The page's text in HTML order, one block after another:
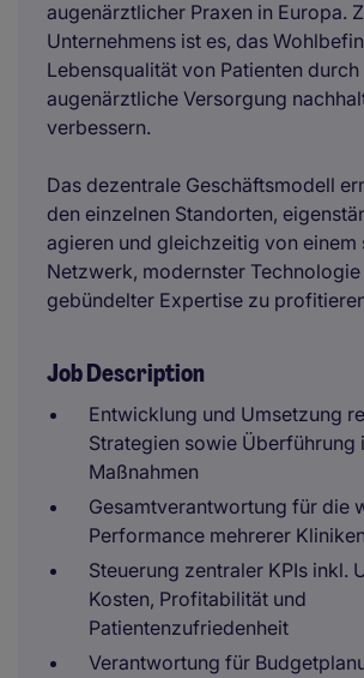
augenärztlicher Praxen in Europa.
Unternehmens ist es, das
Lebensqualität von Patienten
augenärztliche Versorgung
verbessern.
Das dezentrale Geschäftsmodell
den einzelnen Standorten,
agieren und gleichzeitig von einem
Netzwerk, modernster
gebündelter Expertise zu
Job Description
Entwicklung und Umsetzung
Strategien sowie Überführung
Maßnahmen
Gesamtverantwortung für die
Performance mehrerer
Steuerung zentraler KPIs inkl.
Kosten, Profitabilität und
Patientenzufriedenheit
Verantwortung für